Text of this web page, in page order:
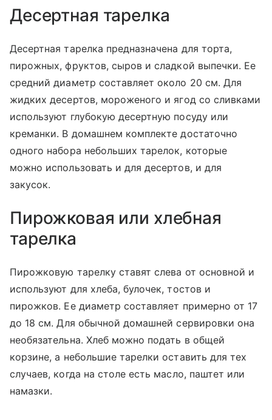
Десертная тарелка
Десертная тарелка предназначена для торта,
пирожных, фруктов, сыров и сладкой выпечки. Ее
средний диаметр составляет около 20 см. Для
жидких десертов, мороженого и ягод со сливками
используют глубокую десертную посуду или
креманки. В домашнем комплекте достаточно
одного набора небольших тарелок, которые
можно использовать и для десертов, и для
закусок.
Пирожковая или хлебная
тарелка
Пирожковую тарелку ставят слева от основной и
используют для хлеба, булочек, тостов и
пирожков. Ее диаметр составляет примерно от 17
до 18 см. Для обычной домашней сервировки она
необязательна. Хлеб можно подать в общей
корзине, а небольшие тарелки оставить для тех
случаев, когда на столе есть масло, паштет или
намазки.